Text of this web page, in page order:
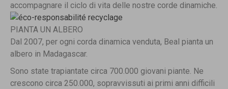
accompagnare il ciclo di vita delle nostre corde dinamiche.
PIANTA UN ALBERO
Dal 2007, per ogni corda dinamica venduta, Beal pianta un
albero in Madagascar.
Sono state trapiantate circa 700.000 giovani piante. Ne
crescono circa 250.000, sopravvissuti ai primi anni difficili